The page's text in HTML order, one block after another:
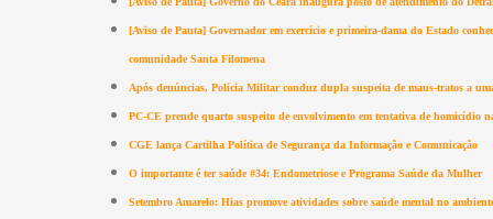
[Aviso de Pauta] Governador em exercício e primeira-dama do Estado
comunidade Santa Filomena
Após denúncias, Polícia Militar conduz dupla suspeita de maus-tratos a
PC-CE prende quarto suspeito de envolvimento em tentativa de homicídio
CGE lança Cartilha Política de Segurança da Informação e Comunicação
O importante é ter saúde #34: Endometriose e Programa Saúde da Mulher
Setembro Amarelo: Hias promove atividades sobre saúde mental no